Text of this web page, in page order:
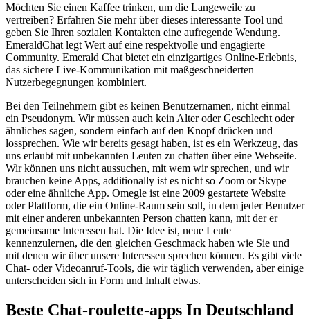
Möchten Sie einen Kaffee trinken, um die Langeweile zu
vertreiben? Erfahren Sie mehr über dieses interessante Tool und
geben Sie Ihren sozialen Kontakten eine aufregende Wendung.
EmeraldChat legt Wert auf eine respektvolle und engagierte
Community. Emerald Chat bietet ein einzigartiges Online-Erlebnis,
das sichere Live-Kommunikation mit maßgeschneiderten
Nutzerbegegnungen kombiniert.
Bei den Teilnehmern gibt es keinen Benutzernamen, nicht einmal
ein Pseudonym. Wir müssen auch kein Alter oder Geschlecht oder
ähnliches sagen, sondern einfach auf den Knopf drücken und
lossprechen. Wie wir bereits gesagt haben, ist es ein Werkzeug, das
uns erlaubt mit unbekannten Leuten zu chatten über eine Webseite.
Wir können uns nicht aussuchen, mit wem wir sprechen, und wir
brauchen keine Apps, additionally ist es nicht so Zoom or Skype
oder eine ähnliche App. Omegle ist eine 2009 gestartete Website
oder Plattform, die ein Online-Raum sein soll, in dem jeder Benutzer
mit einer anderen unbekannten Person chatten kann, mit der er
gemeinsame Interessen hat. Die Idee ist, neue Leute
kennenzulernen, die den gleichen Geschmack haben wie Sie und
mit denen wir über unsere Interessen sprechen können. Es gibt viele
Chat- oder Videoanruf-Tools, die wir täglich verwenden, aber einige
unterscheiden sich in Form und Inhalt etwas.
Beste Chat-roulette-apps In Deutschland